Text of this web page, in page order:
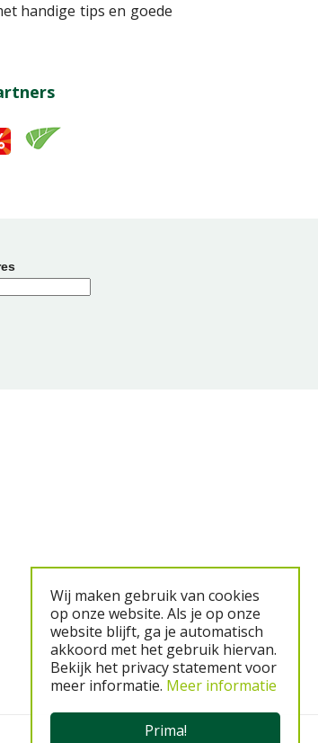
handige tips en goede
Prima!
Wij maken gebruik van cookies
op onze website. Als je op onze
website blijft, ga je automatisch
akkoord met het gebruik hiervan.
Bekijk het privacy statement voor
meer informatie. Meer informatie